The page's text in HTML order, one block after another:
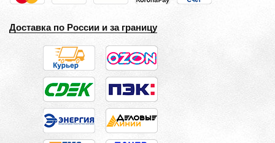
Доставка по России и за границу